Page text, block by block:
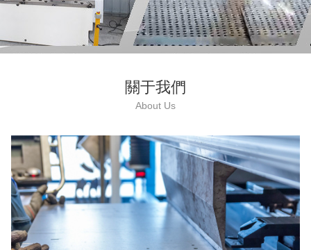
關于我們
About Us